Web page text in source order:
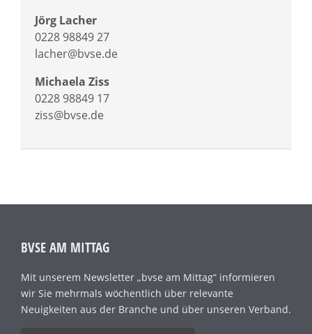
Jörg Lacher
0228 98849 27
lacher@bvse.de
Michaela Ziss
0228 98849 17
ziss@bvse.de
BVSE AM MITTAG
Mit unserem Newsletter „bvse am Mittag“ informieren
wir Sie mehrmals wöchentlich über relevante
Neuigkeiten aus der Branche und über unseren Verband.